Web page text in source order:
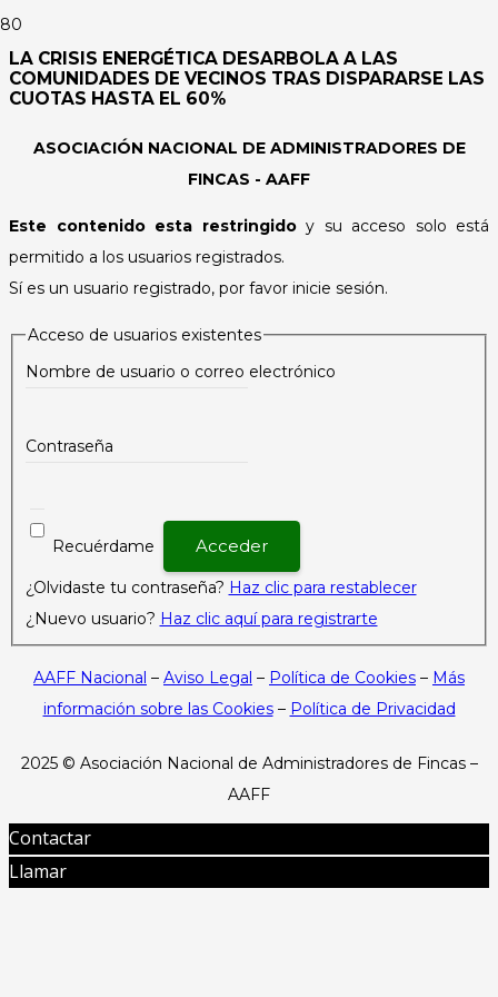
LA CRISIS ENERGÉTICA DESARBOLA A LAS
COMUNIDADES DE VECINOS TRAS DISPARARSE LAS
CUOTAS HASTA EL 60%
ASOCIACIÓN NACIONAL DE ADMINISTRADORES DE
FINCAS - AAFF
Este contenido esta restringidoy su acceso solo está
permitido a los usuarios registrados.
Sí es un usuario registrado, por favor inicie sesión.
Acceso de usuarios existentes
Nombre de usuario o correo electrónico
Contraseña
Recuérdame
¿Olvidaste tu contraseña? Haz clic para restablecer
¿Nuevo usuario? Haz clic aquí para registrarte
AAFF Nacional – Aviso Legal – Política de Cookies – Más
información sobre las Cookies– Política de Privacidad
2025 © Asociación Nacional de Administradores de Fincas –
AAFF
Contactar
Llamar